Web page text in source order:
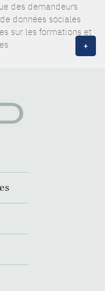
des demandeurs
données sociales
sur les formations et
+